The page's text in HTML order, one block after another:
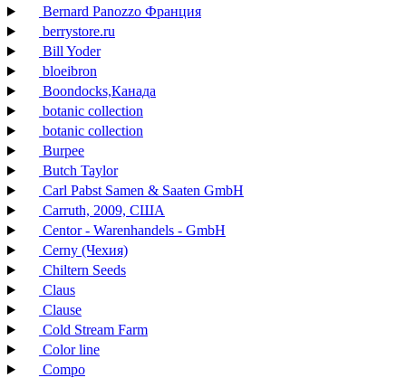
Bernard Panozzo Франция
berrystore.ru
Bill Yoder
bloeibron
Boondocks,Канада
botanic collection
botanic collection
Burpee
Butch Taylor
Carl Pabst Samen & Saaten GmbH
Carruth, 2009, США
Centor - Warenhandels - GmbH
Cerny (Чехия)
Chiltern Seeds
Claus
Clause
Cold Stream Farm
Color line
Compo